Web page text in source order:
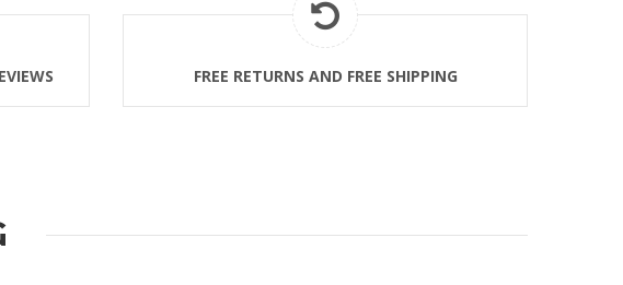
FREE RETURNS AND FREE SHIPPING